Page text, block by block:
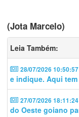
(Jota Marcelo)
Leia Também:
28/07/2026 10:50:57
e indique. Aqui tem
27/07/2026 18:11:24
do Oeste goiano